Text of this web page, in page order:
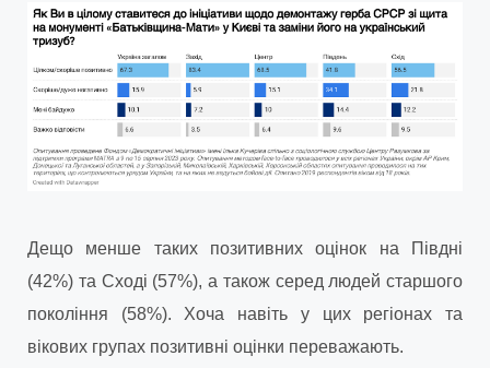
Дещо менше таких позитивних оцінок на Півдні
(42%) та Сході (57%), а також серед людей старшого
покоління (58%). Хоча навіть у цих регіонах та
вікових групах позитивні оцінки переважають.